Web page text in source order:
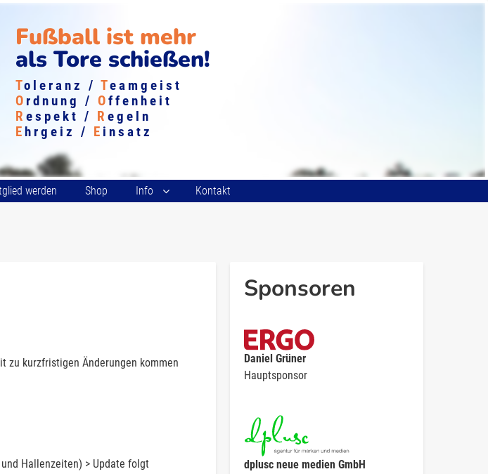
Fußball ist mehr
als Tore schießen!
Toleranz / Teamgeist
O rdnung / Offenheit
R espekt / R egeln
Ehrgeiz / E insatz
werden Shop Info Kontakt
zu kurzfristigen Änderungen kommen
Hallenzeiten) > Update folgt
Sponsoren
Daniel Grüner
Hauptsponsor
dplusc neue medien GmbH